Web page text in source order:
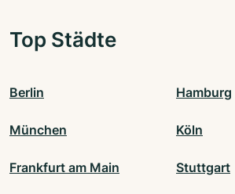
Top Städte
Berlin Hamburg
München Köln
Frankfurt am Main Stuttgart